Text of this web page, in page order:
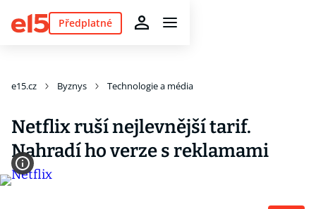
Předplatné
e15.cz Byznys Technologie a média
Netflix ruší nejlevnější tarif.
Nahradí ho verze s reklamami